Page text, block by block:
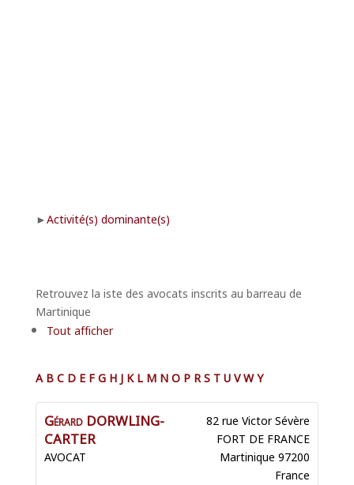
Activité(s) dominante(s)
Retrouvez la iste des avocats inscrits au barreau de
Martinique
Tout afficher
A BC D E FG H J K L M NO P RS TUVWY
Gérard DORWLING-
CARTER
AVOCAT
82 rue Victor Sévère
FORT DE FRANCE
Martinique 97200
France